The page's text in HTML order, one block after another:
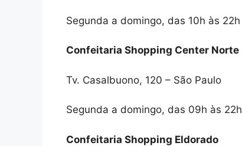
Segunda a domingo, das 10h às 22h
Confeitaria Shopping Center Norte
Tv. Casalbuono, 120 – São Paulo
Segunda a domingo, das 09h às 22h
Confeitaria Shopping Eldorado